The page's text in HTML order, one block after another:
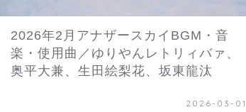
2026年2月アナザースカイBGM・音
楽・使用曲／ゆりやんレトリィバァ、
奥平大兼、生田絵梨花、坂東龍汰
2026-03-01